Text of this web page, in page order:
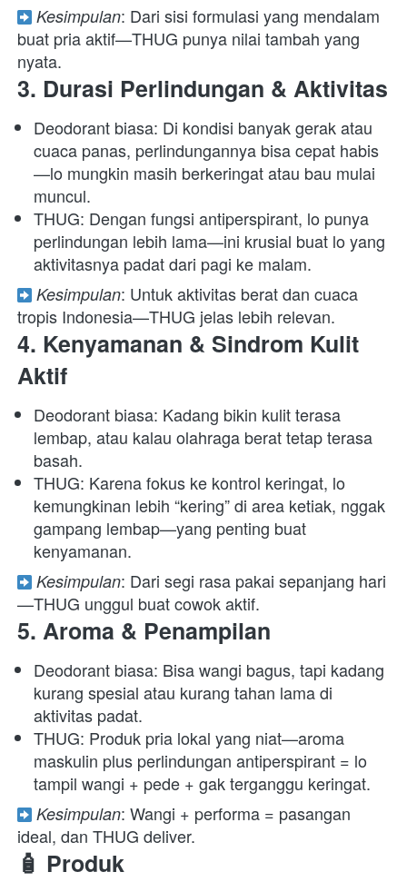
Kesimpulan: Dari sisi formulasi yang mendalam
buat pria aktif—THUG punya nilai tambah yang
nyata.
3. Durasi Perlindungan & Aktivitas
Deodorant biasa: Di kondisi banyak gerak atau
cuaca panas, perlindungannya bisa cepat habis
—lo mungkin masih berkeringat atau bau mulai
muncul.
THUG: Dengan fungsi antiperspirant, lo punya
perlindungan lebih lama—ini krusial buat lo yang
aktivitasnya padat dari pagi ke malam.
Kesimpulan: Untuk aktivitas berat dan cuaca
tropis Indonesia—THUG jelas lebih relevan.
4. Kenyamanan & Sindrom Kulit
Aktif
Deodorant biasa: Kadang bikin kulit terasa
lembap, atau kalau olahraga berat tetap terasa
basah.
THUG: Karena fokus ke kontrol keringat, lo
kemungkinan lebih “kering” di area ketiak, nggak
gampang lembap—yang penting buat
kenyamanan.
Kesimpulan: Dari segi rasa pakai sepanjang hari
—THUG unggul buat cowok aktif.
5. Aroma & Penampilan
Deodorant biasa: Bisa wangi bagus, tapi kadang
kurang spesial atau kurang tahan lama di
aktivitas padat.
THUG: Produk pria lokal yang niat—aroma
maskulin plus perlindungan antiperspirant = lo
tampil wangi + pede + gak terganggu keringat.
Kesimpulan: Wangi + performa = pasangan
ideal, dan THUG deliver.
🧴 Produk